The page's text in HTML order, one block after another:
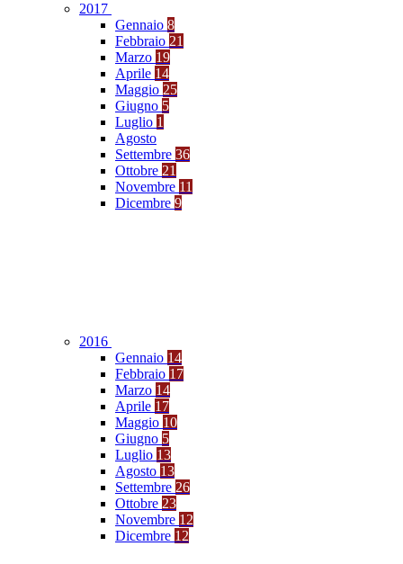
2017
Gennaio 8
Febbraio 21
Marzo 19
Aprile 14
Maggio 25
Giugno 5
Luglio 1
Agosto
Settembre 36
Ottobre 21
Novembre 11
Dicembre 9
2016
Gennaio 14
Febbraio 17
Marzo 14
Aprile 17
Maggio 10
Giugno 5
Luglio 13
Agosto 13
Settembre 26
Ottobre 23
Novembre 12
Dicembre 12